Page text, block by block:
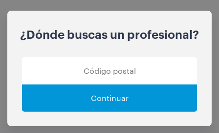
¿Dónde buscas un profesional?
Continuar